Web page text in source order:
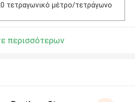
τετραγωνικό μέτρο/τετράγωνο
περισσότερων